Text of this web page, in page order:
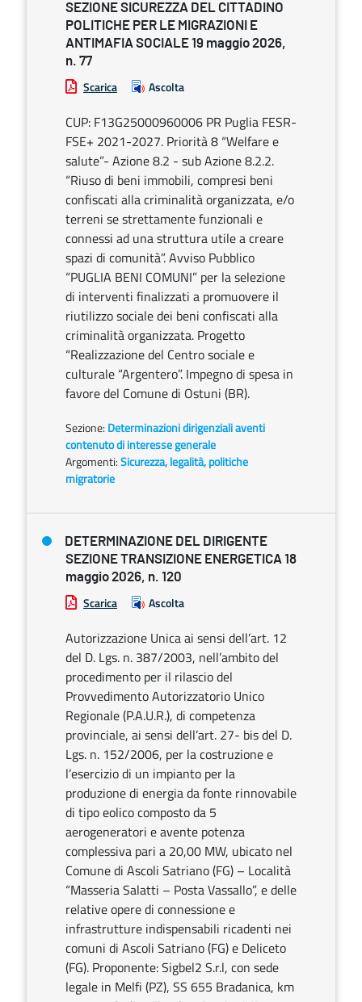
SEZIONE SICUREZZA DEL CITTADINO
POLITICHE PER LE MIGRAZIONI E
ANTIMAFIA SOCIALE 19 maggio 2026,
n. 77
Scarica Ascolta
CUP: F13G25000960006 PR Puglia FESR-
FSE+ 2021-2027. Priorità 8 “Welfare e
salute”- Azione 8.2 - sub Azione 8.2.2.
“Riuso di beni immobili, compresi beni
confiscati alla criminalità organizzata, e/o
terreni se strettamente funzionali e
connessi ad una struttura utile a creare
spazi di comunità”. Avviso Pubblico
“PUGLIA BENI COMUNI” per la selezione
di interventi finalizzati a promuovere il
riutilizzo sociale dei beni confiscati alla
criminalità organizzata. Progetto
“Realizzazione del Centro sociale e
culturale “Argentero”. Impegno di spesa in
favore del Comune di Ostuni (BR).
Sezione: Determinazioni dirigenziali aventi
contenuto di interesse generale
Argomenti:Sicurezza, legalità, politiche
migratorie
DETERMINAZIONE DEL DIRIGENTE
SEZIONE TRANSIZIONE ENERGETICA 18
maggio 2026, n. 120
Scarica Ascolta
Autorizzazione Unica ai sensi dell’art. 12
del D. Lgs. n. 387/2003, nell’ambito del
procedimento per il rilascio del
Provvedimento Autorizzatorio Unico
Regionale (P.A.U.R.), di competenza
provinciale, ai sensi dell’art. 27- bis del D.
Lgs. n. 152/2006, per la costruzione e
l’esercizio di un impianto per la
produzione di energia da fonte rinnovabile
di tipo eolico composto da 5
aerogeneratori e avente potenza
complessiva pari a 20,00 MW, ubicato nel
Comune di Ascoli Satriano (FG) – Località
“Masseria Salatti – Posta Vassallo”, e delle
relative opere di connessione e
infrastrutture indispensabili ricadenti nei
comuni di Ascoli Satriano (FG) e Deliceto
(FG). Proponente: Sigbel2 S.r.l, con sede
legale in Melfi (PZ), SS 655 Bradanica, km